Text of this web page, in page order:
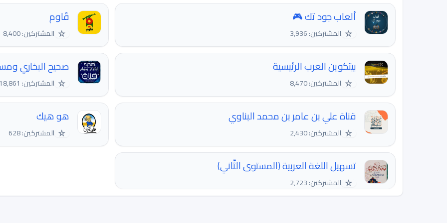
ألعاب جود تك 🎮
☆ المشتركين: 3,936
قَاوم
☆ المشتركين: 8,400
بيتكوين العرب الرئيسية
☆ المشتركين: 8,470
صحيح البخاري
☆ المشتركين: 18,861
قناة علي بن عامر بن محمد البناوي
☆ المشتركين: 2,430
هو هيك
☆ المشتركين: 628
تسهيل اللغة العربية (المستوى الثّاني)
☆ المشتركين: 2,723